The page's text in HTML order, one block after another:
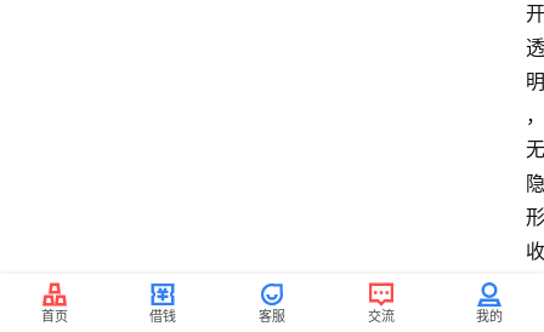
开
透
明
，
无
隐
形
收
首页 借钱 客服 交流 我的